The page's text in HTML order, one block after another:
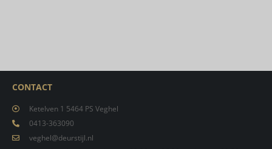
CONTACT
Ketelven 1 5464 PS Veghel
0413-363090
veghel@deurstijl.nl